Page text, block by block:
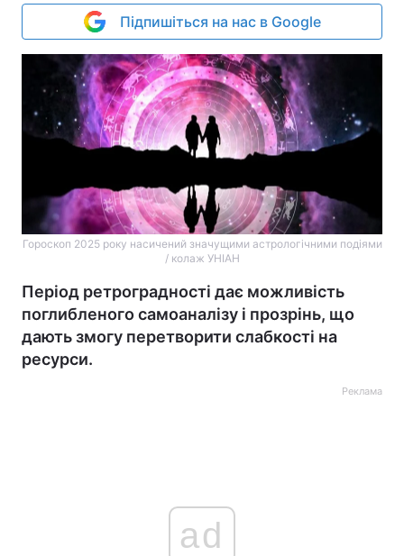
Підпишіться на нас в Google
Гороскоп 2025 року насичений значущими астрологічними подіями
/ колаж УНІАН
Період ретроградності дає можливість
поглибленого самоаналізу і прозрінь, що
дають змогу перетворити слабкості на
ресурси.
Реклама
ad